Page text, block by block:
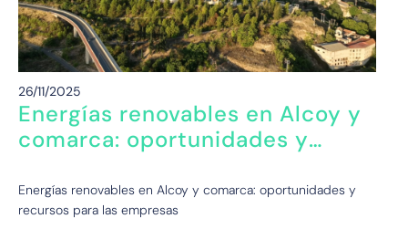
26/11/2025
Energías renovables en Alcoy y
comarca: oportunidades y
Energías renovables en Alcoy y comarca: oportunidades y
recursos para las empresas